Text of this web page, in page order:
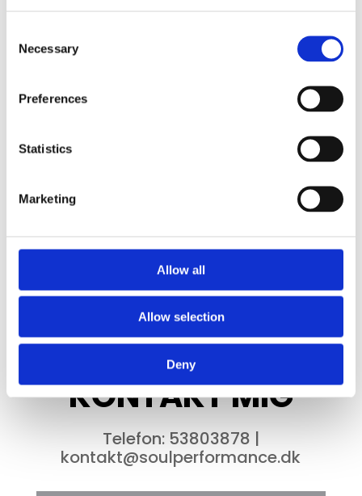
Selection
Necessary
Preferences
Statistics
Marketing
Allow all
Allow selection
Deny
BOOK DIN TID
KONTAKT MIG
Telefon: 53803878 |
kontakt@soulperformance.dk